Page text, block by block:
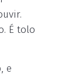
É tolo
e